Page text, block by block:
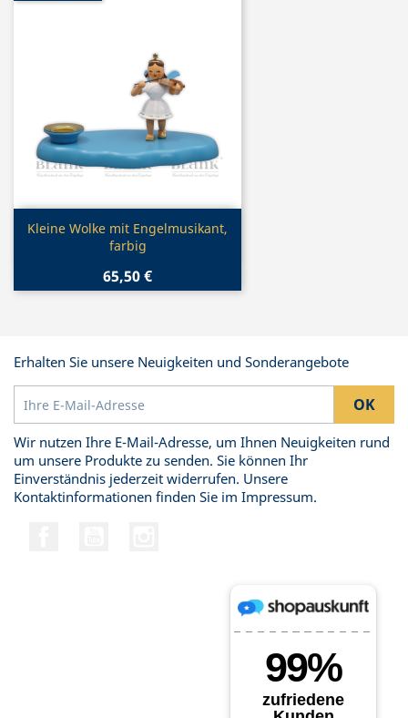
Vorschau
Kleine Wolke mit Engelmusikant,
farbig
65,50 €
Erhalten Sie unsere Neuigkeiten und Sonderangebote
Wir nutzen Ihre E-Mail-Adresse, um Ihnen Neuigkeiten rund
um unsere Produkte zu senden. Sie können Ihr
Einverständnis jederzeit widerrufen. Unsere
Kontaktinformationen finden Sie im Impressum.